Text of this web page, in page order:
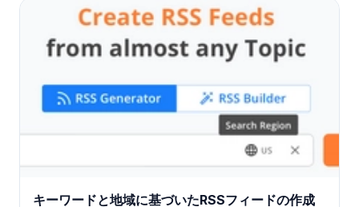
キーワードと地域に基づいたRSSフィードの作成